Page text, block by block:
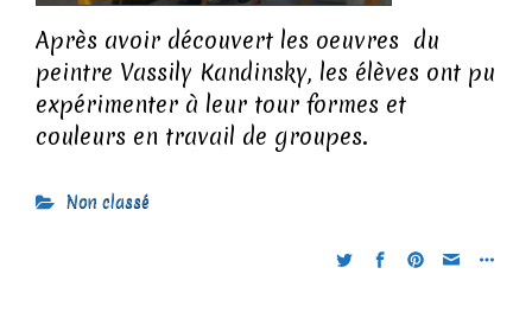
Après avoir découvert les oeuvres du
peintre Vassily Kandinsky, les élèves ont pu
expérimenter à leur tour formes et
couleurs en travail de groupes.
Non classé